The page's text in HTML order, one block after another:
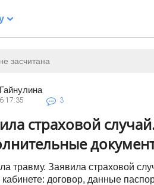
засчитана
17:35 3
страховой
травму. Заявила страховой
договор, данные